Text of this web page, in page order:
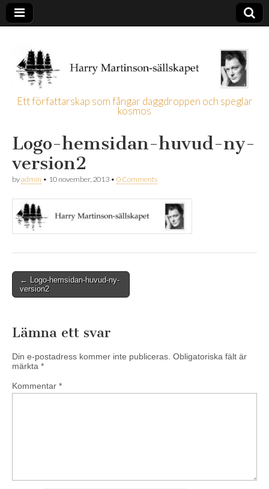
Harry
Martinson-
sällskapet
Ett författarskap som fångar daggdroppen och speglar
kosmos
Logo-hemsidan-huvud-ny-
version2
byadmin • 10 november, 2013 • 0 Comments
Post
navigation
← Logo-hemsidan-huvud-ny-
version2
Lämna ett svar
Din e-postadress kommer inte publiceras. Obligatoriska fält är
märkta *
Kommentar *